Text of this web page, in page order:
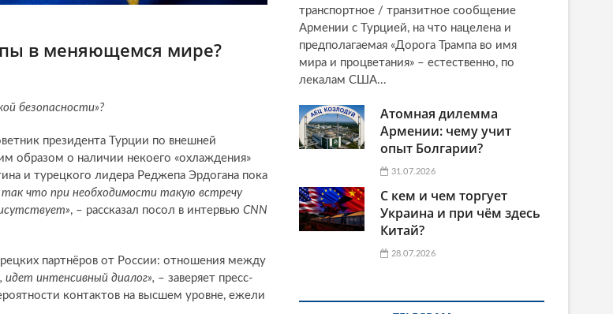
в меняющемся мире?
безопасности»?
президента Турции по внешней
образом о наличии некоего «охлаждения»
и турецкого лидера Реджепа Эрдогана пока
что при необходимости такую встречу
, – рассказал посол в интервью CNN
партнёров от России: отношения между
интенсивный диалог», – заверяет пресс-
контактов на высшем уровне, ежели
транспортное / транзитное сообщение
Армении с Турцией, на что нацелена и
предполагаемая «Дорога Трампа во имя
мира и процветания» – естественно, по
лекалам США...
Атомная дилемма
Армении: чему учит
опыт Болгарии?
31.07.2026
С кем и чем торгует
Украина и при чём здесь
Китай?
28.07.2026